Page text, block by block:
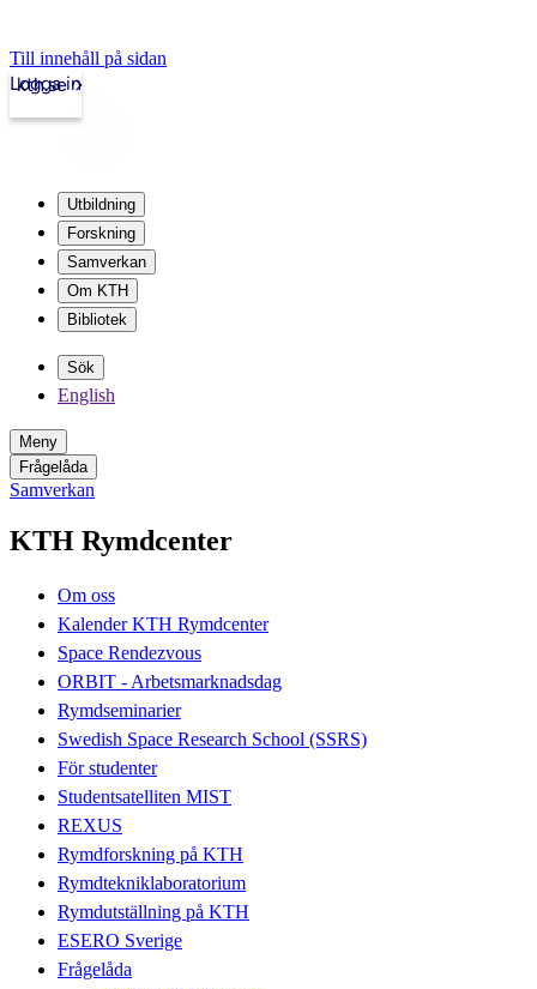
Till innehåll på sidan
kth.se
Logga in
Utbildning
Forskning
Samverkan
Om KTH
Bibliotek
Sök
English
Meny
Frågelåda
Samverkan
KTH Rymdcenter
Om oss
Kalender KTH Rymdcenter
Space Rendezvous
ORBIT - Arbetsmarknadsdag
Rymdseminarier
Swedish Space Research School (SSRS)
För studenter
Studentsatelliten MIST
REXUS
Rymdforskning på KTH
Rymdtekniklaboratorium
Rymdutställning på KTH
ESERO Sverige
Frågelåda